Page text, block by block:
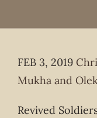
FEB 3, 2019
Mukha and
Revived